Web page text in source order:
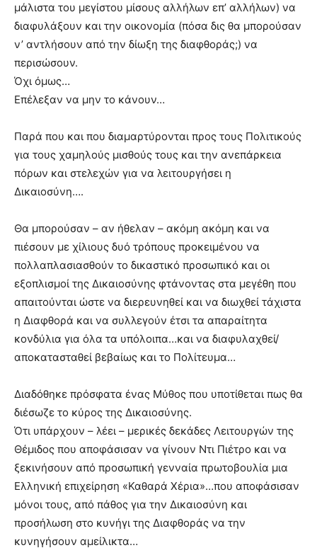
μάλιστα του μεγίστου μίσους αλλήλων επ’ αλλήλων) να
διαφυλάξουν και την οικονομία (πόσα δις θα μπορούσαν
ν’ αντλήσουν από την δίωξη της διαφθοράς;) να
περισώσουν.
Όχι όμως…
Επέλεξαν να μην το κάνουν…
Παρά που και που διαμαρτύρονται προς τους Πολιτικούς
για τους χαμηλούς μισθούς τους και την ανεπάρκεια
πόρων και στελεχών για να λειτουργήσει η
Δικαιοσύνη….
Θα μπορούσαν – αν ήθελαν – ακόμη ακόμη και να
πιέσουν με χίλιους δυό τρόπους προκειμένου να
πολλαπλασιασθούν το δικαστικό προσωπικό και οι
εξοπλισμοί της Δικαιοσύνης φτάνοντας στα μεγέθη που
απαιτούνται ώστε να διερευνηθεί και να διωχθεί τάχιστα
η Διαφθορά και να συλλεγούν έτσι τα απαραίτητα
κονδύλια για όλα τα υπόλοιπα…και να διαφυλαχθεί/
αποκατασταθεί βεβαίως και το Πολίτευμα…
Διαδόθηκε πρόσφατα ένας Μύθος που υποτίθεται πως θα
διέσωζε το κύρος της Δικαιοσύνης.
Ότι υπάρχουν – λέει – μερικές δεκάδες Λειτουργών της
Θέμιδος που αποφάσισαν να γίνουν Ντι Πιέτρο και να
ξεκινήσουν από προσωπική γενναία πρωτοβουλία μια
Ελληνική επιχείρηση «Καθαρά Χέρια»…που αποφάσισαν
μόνοι τους, από πάθος για την Δικαιοσύνη και
προσήλωση στο κυνήγι της Διαφθοράς να την
κυνηγήσουν αμείλικτα…